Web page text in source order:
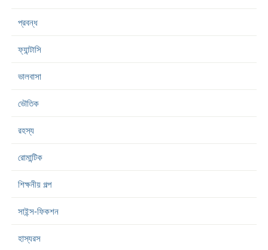
প্রবন্ধ
ফ্যান্টাসি
ভালবাসা
ভৌতিক
রহস্য
রোমান্টিক
শিক্ষনীয় গল্প
সাইন্স-ফিকশন
হাস্যরস